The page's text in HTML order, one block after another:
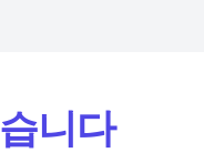
니다